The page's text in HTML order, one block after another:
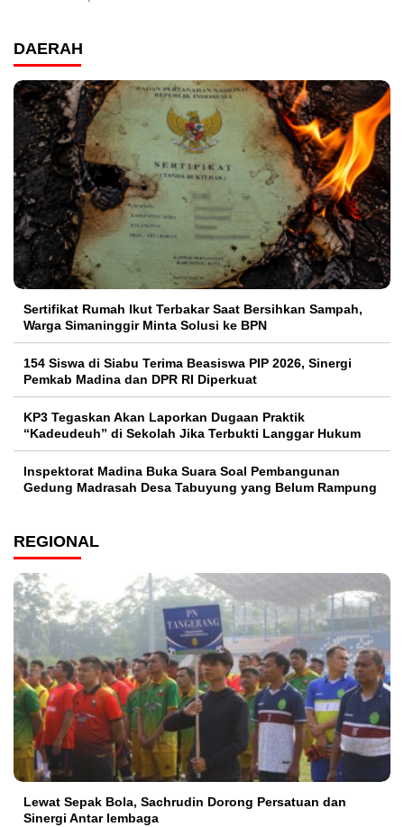
DAERAH
Sertifikat Rumah Ikut Terbakar Saat Bersihkan Sampah,
Warga Simaninggir Minta Solusi ke BPN
154 Siswa di Siabu Terima Beasiswa PIP 2026, Sinergi
Pemkab Madina dan DPR RI Diperkuat
KP3 Tegaskan Akan Laporkan Dugaan Praktik
“Kadeudeuh” di Sekolah Jika Terbukti Langgar Hukum
Inspektorat Madina Buka Suara Soal Pembangunan
Gedung Madrasah Desa Tabuyung yang Belum Rampung
REGIONAL
Lewat Sepak Bola, Sachrudin Dorong Persatuan dan
Sinergi Antar lembaga